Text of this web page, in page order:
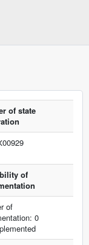
of state
of
of
0